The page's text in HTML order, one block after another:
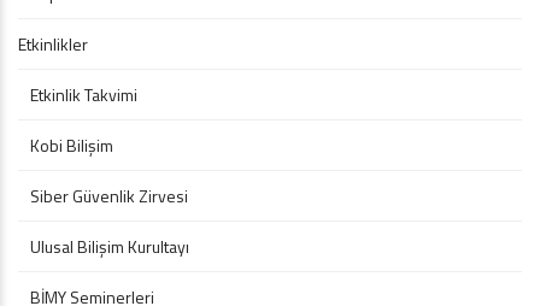
Etkinlikler
Etkinlik Takvimi
Kobi Bilişim
Siber Güvenlik Zirvesi
Ulusal Bilişim Kurultayı
BİMY Seminerleri